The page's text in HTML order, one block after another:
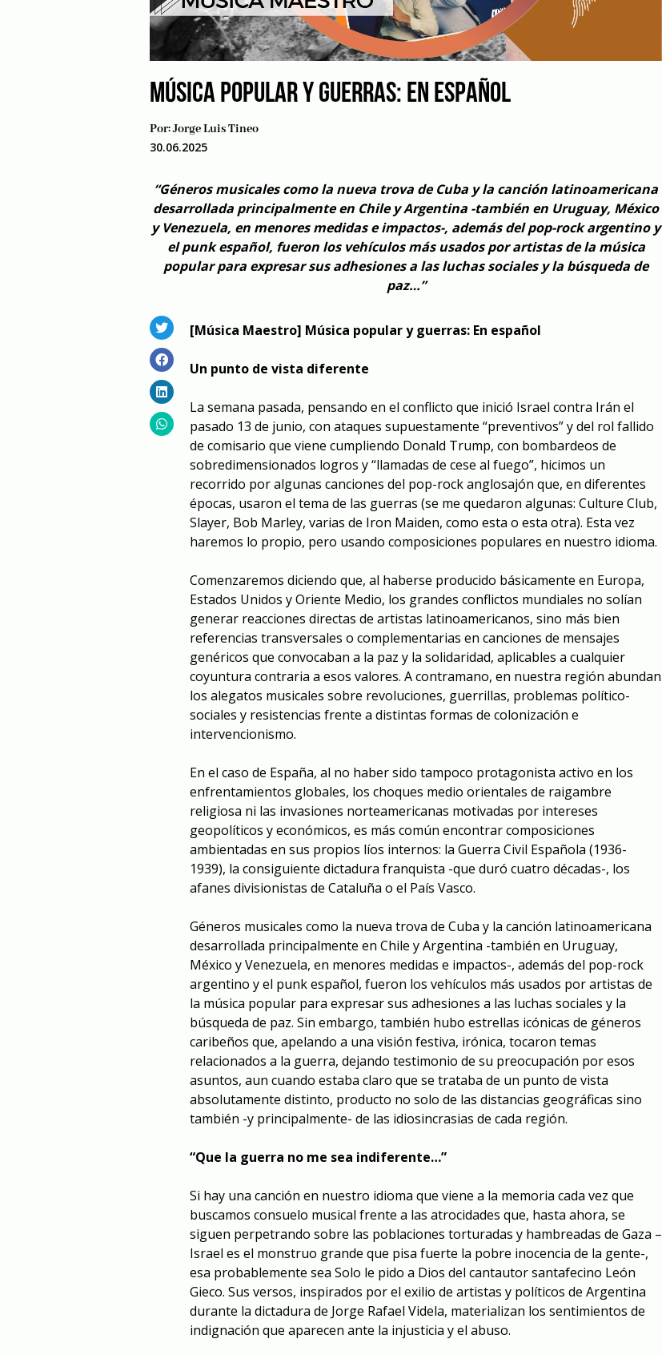
MÚSICA POPULAR Y GUERRAS: EN ESPAÑOL
Por:Jorge Luis Tineo
30.06.2025
“Géneros musicales como la nueva trova de Cuba y la canción latinoamericana
desarrollada principalmente en Chile y Argentina -también en Uruguay, México
y Venezuela, en menores medidas e impactos-, además del pop-rock argentino y
el punk español, fueron los vehículos más usados por artistas de la música
popular para expresar sus adhesiones a las luchas sociales y la búsqueda de
paz…”
[Música Maestro] Música popular y guerras: En español
Un punto de vista diferente
La semana pasada, pensando en el conflicto que inició Israel contra Irán el
pasado 13 de junio, con ataques supuestamente “preventivos” y del rol fallido
de comisario que viene cumpliendo Donald Trump, con bombardeos de
sobredimensionados logros y “llamadas de cese al fuego”, hicimos un
recorrido por algunas canciones del pop-rock anglosajón que, en diferentes
épocas, usaron el tema de las guerras (se me quedaron algunas: Culture Club,
Slayer, Bob Marley, varias de Iron Maiden, como esta o esta otra). Esta vez
haremos lo propio, pero usando composiciones populares en nuestro idioma.
Comenzaremos diciendo que, al haberse producido básicamente en Europa,
Estados Unidos y Oriente Medio, los grandes conflictos mundiales no solían
generar reacciones directas de artistas latinoamericanos, sino más bien
referencias transversales o complementarias en canciones de mensajes
genéricos que convocaban a la paz y la solidaridad, aplicables a cualquier
coyuntura contraria a esos valores. A contramano, en nuestra región abundan
los alegatos musicales sobre revoluciones, guerrillas, problemas político-
sociales y resistencias frente a distintas formas de colonización e
intervencionismo.
En el caso de España, al no haber sido tampoco protagonista activo en los
enfrentamientos globales, los choques medio orientales de raigambre
religiosa ni las invasiones norteamericanas motivadas por intereses
geopolíticos y económicos, es más común encontrar composiciones
ambientadas en sus propios líos internos: la Guerra Civil Española (1936-
1939), la consiguiente dictadura franquista -que duró cuatro décadas-, los
afanes divisionistas de Cataluña o el País Vasco.
Géneros musicales como la nueva trova de Cuba y la canción latinoamericana
desarrollada principalmente en Chile y Argentina -también en Uruguay,
México y Venezuela, en menores medidas e impactos-, además del pop-rock
argentino y el punk español, fueron los vehículos más usados por artistas de
la música popular para expresar sus adhesiones a las luchas sociales y la
búsqueda de paz. Sin embargo, también hubo estrellas icónicas de géneros
caribeños que, apelando a una visión festiva, irónica, tocaron temas
relacionados a la guerra, dejando testimonio de su preocupación por esos
asuntos, aun cuando estaba claro que se trataba de un punto de vista
absolutamente distinto, producto no solo de las distancias geográficas sino
también -y principalmente- de las idiosincrasias de cada región.
“Que la guerra no me sea indiferente…”
Si hay una canción en nuestro idioma que viene a la memoria cada vez que
buscamos consuelo musical frente a las atrocidades que, hasta ahora, se
siguen perpetrando sobre las poblaciones torturadas y hambreadas de Gaza –
Israel es el monstruo grande que pisa fuerte la pobre inocencia de la gente-,
esa probablemente sea Solo le pido a Dios del cantautor santafecino León
Gieco. Sus versos, inspirados por el exilio de artistas y políticos de Argentina
durante la dictadura de Jorge Rafael Videla, materializan los sentimientos de
indignación que aparecen ante la injusticia y el abuso.